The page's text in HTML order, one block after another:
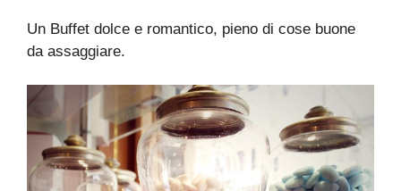
Un Buffet dolce e romantico, pieno di cose buone
da assaggiare.